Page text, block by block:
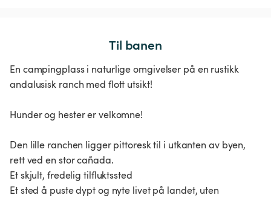
Til banen
En campingplass i naturlige omgivelser på en rustikk
andalusisk ranch med flott utsikt!
Hunder og hester er velkomne!
Den lille ranchen ligger pittoresk til i utkanten av byen,
rett ved en stor cañada.
Et skjult, fredelig tilfluktssted
Et sted å puste dypt og nyte livet på landet, uten